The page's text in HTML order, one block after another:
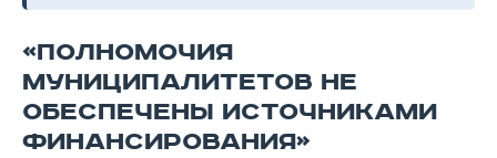
«ПОЛНОМОЧИЯ
МУНИЦИПАЛИТЕТОВ НЕ
ОБЕСПЕЧЕНЫ ИСТОЧНИКАМИ
ФИНАНСИРОВАНИЯ»